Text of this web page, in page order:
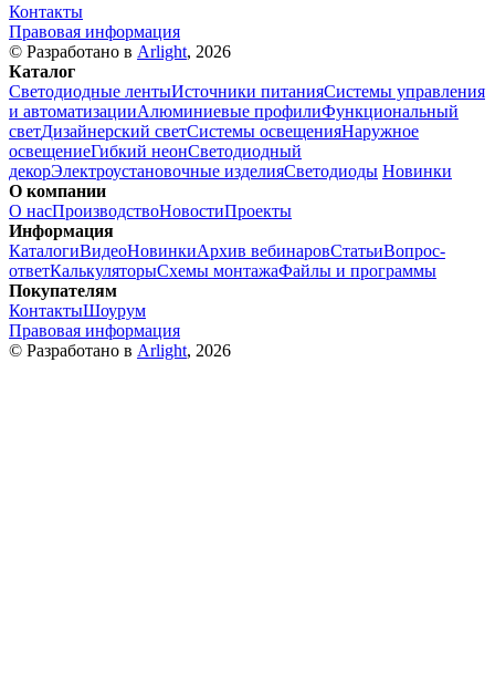
Контакты
Правовая информация
© Разработано в Arlight, 2026
Каталог
Светодиодные лентыИсточники питанияСистемы управления
и автоматизацииАлюминиевые профилиФункциональный
светДизайнерский светСистемы освещенияНаружное
освещениеГибкий неонСветодиодный
декорЭлектроустановочные изделияСветодиоды Новинки
О компании
О насПроизводствоНовостиПроекты
Информация
КаталогиВидеоНовинкиАрхив вебинаровСтатьиВопрос-
ответКалькуляторыСхемы монтажаФайлы и программы
Покупателям
КонтактыШоурум
Правовая информация
© Разработано в Arlight, 2026